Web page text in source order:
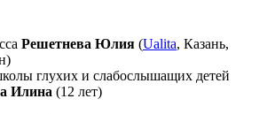
Решетнева Юлия (Ualita, Казань,
глухих и слабослышащих детей
Илина (12 лет)